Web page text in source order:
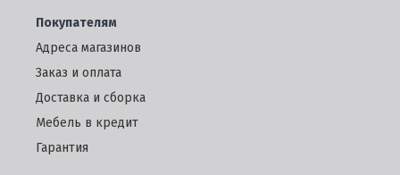
Покупателям
Адреса магазинов
Заказ и оплата
Доставка и сборка
Мебель в кредит
Гарантия